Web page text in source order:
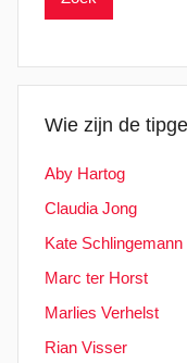
Wie zijn de
Aby Hartog
Claudia Jong
Kate Schlingemann
Marc ter Horst
Marlies Verhelst
Rian Visser